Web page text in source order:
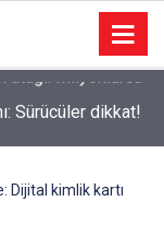
Sürücüler dikkat!
Dijital kimlik kartı